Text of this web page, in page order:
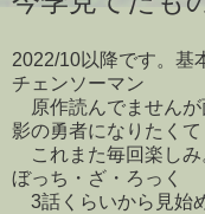
2022/10以降です。基
チェンソーマン
原作読んでませんが
影の勇者になりたくて
これまた毎回楽しみ
ぼっち・ざ・ろっく
3話くらいから見始